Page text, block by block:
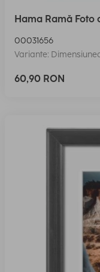
Hama Ramă Foto
00031656
Variante:
60,90 RON